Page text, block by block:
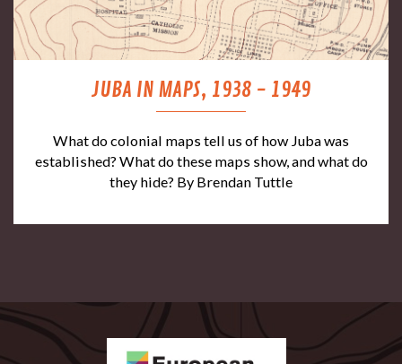
JUBA IN MAPS, 1938 - 1949
What do colonial maps tell us of how Juba was
established? What do these maps show, and what do
they hide? By Brendan Tuttle